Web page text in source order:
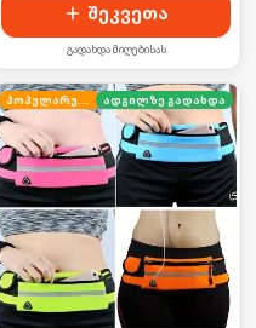
შეკვეთა
გადახდა მიღებისას
პოპულარული ადგილზე გადახდა